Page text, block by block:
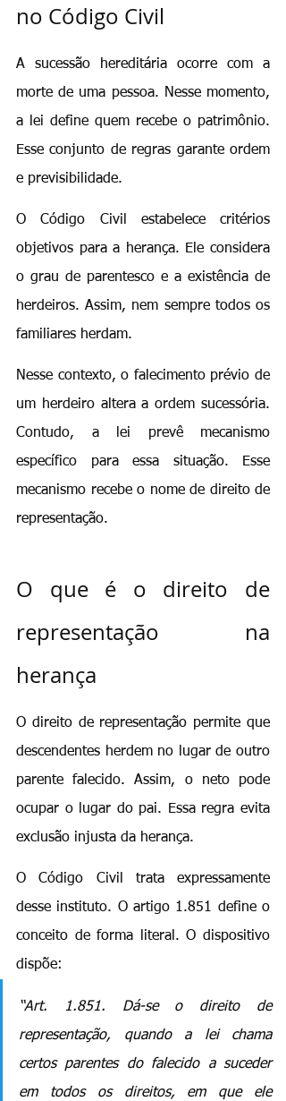
no Código Civil
A sucessão hereditária ocorre com a
morte de uma pessoa. Nesse momento,
a lei define quem recebe o patrimônio.
Esse conjunto de regras garante ordem
e previsibilidade.
O Código Civil estabelece critérios
objetivos para a herança. Ele considera
o grau de parentesco e a existência de
herdeiros. Assim, nem sempre todos os
familiares herdam.
Nesse contexto, o falecimento prévio de
um herdeiro altera a ordem sucessória.
Contudo, a lei prevê mecanismo
específico para essa situação. Esse
mecanismo recebe o nome de direito de
representação.
O que é o direito de
representação na
herança
O direito de representação permite que
descendentes herdem no lugar de outro
parente falecido. Assim, o neto pode
ocupar o lugar do pai. Essa regra evita
exclusão injusta da herança.
O Código Civil trata expressamente
desse instituto. O artigo 1.851 define o
conceito de forma literal. O dispositivo
dispõe:
“Art. 1.851. Dá-se o direito de
representação, quando a lei chama
certos parentes do falecido a suceder
em todos os direitos, em que ele